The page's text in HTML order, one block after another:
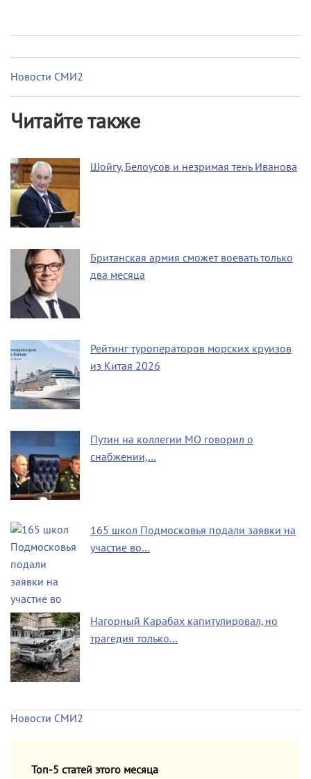
Новости СМИ2
Читайте также
Шойгу, Белоусов и незримая тень Иванова
Британская армия сможет воевать только
два месяца
Рейтинг туроператоров морских круизов
из Китая 2026
Путин на коллегии МО говорил о
снабжении,…
165 школ Подмосковья подали заявки на
участие во…
Нагорный Карабах капитулировал, но
трагедия только…
Новости СМИ2
Топ-5 статей этого месяца